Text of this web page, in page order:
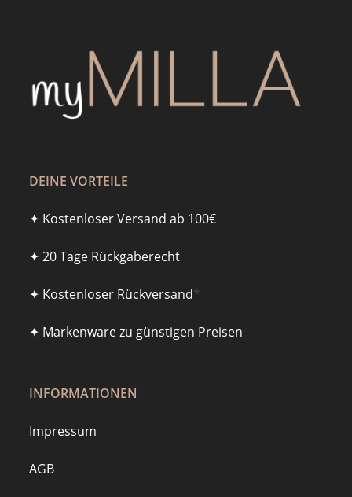
DEINE VORTEILE
✦ Kostenloser Versand ab 100€
✦ 20 Tage Rückgaberecht
✦ Kostenloser Rückversand*
✦ Markenware zu günstigen Preisen
INFORMATIONEN
Impressum
AGB